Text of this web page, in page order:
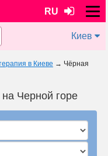
RU
Киев
в Киеве → Чёрная
Черной горе